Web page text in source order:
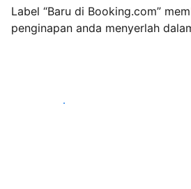
Label “Baru di Booking.com”
penginapan anda menyerlah
Mulakan hari ini